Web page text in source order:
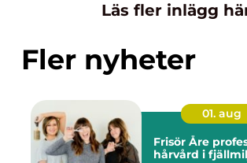
Läs fler inlägg
Fler nyheter
01. aug
Frisör Åre professionell
hårvård i